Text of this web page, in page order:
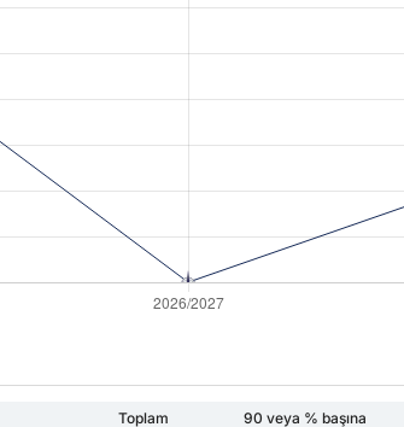
Toplam 90 veya % başına